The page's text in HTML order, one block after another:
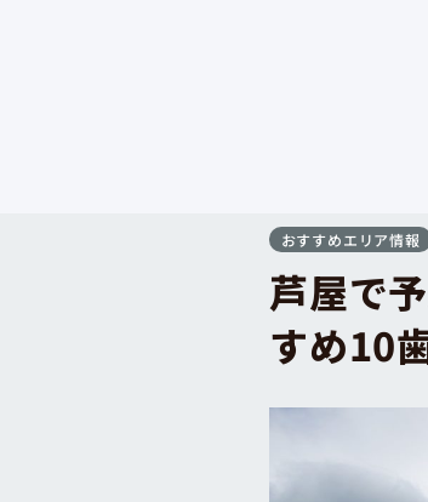
おすすめエリア情報
芦屋で
すめ10